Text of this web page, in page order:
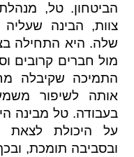
הביטחון. טל,
צוות, הבינה
שלה. היא התחילה
מול חברים קרובים
התמיכה שקיבלה
אותה לשיפור
בעבודה. טל מבינה
על היכולת לצאת
ובסביבה תומכת,